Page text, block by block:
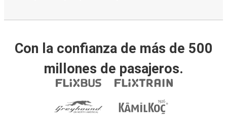
Con la confianza de más de 500
millones de pasajeros.